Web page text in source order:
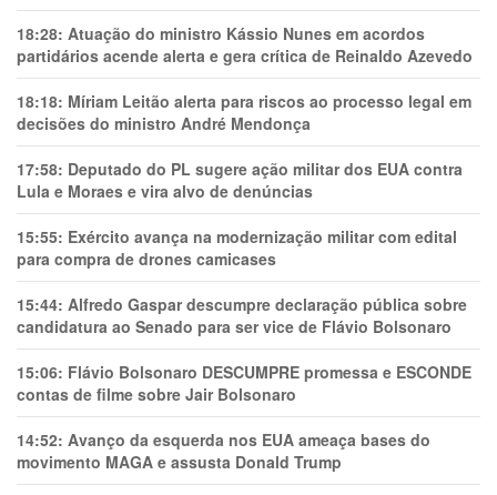
18:28: Atuação do ministro Kássio Nunes em acordos
partidários acende alerta e gera crítica de Reinaldo Azevedo
18:18: Míriam Leitão alerta para riscos ao processo legal em
decisões do ministro André Mendonça
17:58: Deputado do PL sugere ação militar dos EUA contra
Lula e Moraes e vira alvo de denúncias
15:55: Exército avança na modernização militar com edital
para compra de drones camicases
15:44: Alfredo Gaspar descumpre declaração pública sobre
candidatura ao Senado para ser vice de Flávio Bolsonaro
15:06: Flávio Bolsonaro DESCUMPRE promessa e ESCONDE
contas de filme sobre Jair Bolsonaro
14:52: Avanço da esquerda nos EUA ameaça bases do
movimento MAGA e assusta Donald Trump